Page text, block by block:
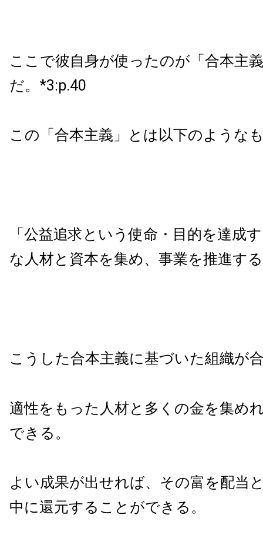
ここで彼自身が使ったのが「合本主
だ。*3:p.40
この「合本主義」とは以下のような
「公益追求という使命・目的を達成
な人材と資本を集め、事業を推進す
こうした合本主義に基づいた組織が
適性をもった人材と多くの金を集め
できる。
よい成果が出せれば、その富を配当
中に還元することができる。